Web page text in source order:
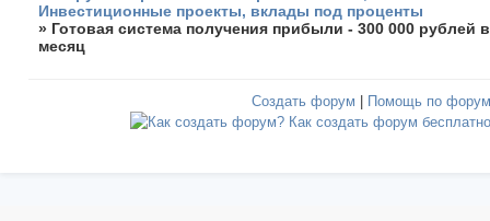
Инвестиционные проекты, вклады под проценты
» Готовая система получения прибыли - 300 000 рублей в
месяц
Создать форум | Помощь по